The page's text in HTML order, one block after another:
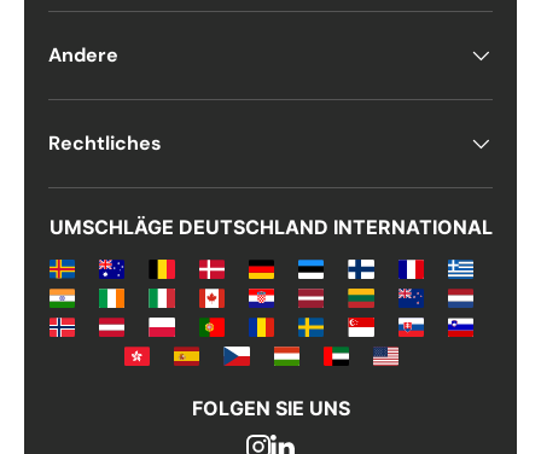
Andere
Rechtliches
UMSCHLÄGE DEUTSCHLAND INTERNATIONAL
FOLGEN SIE UNS